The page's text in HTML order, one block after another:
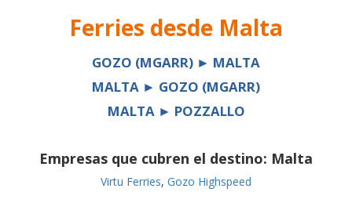
Ferries desde Malta
GOZO (MGARR) ► MALTA
MALTA ► GOZO (MGARR)
MALTA ► POZZALLO
Empresas que cubren el destino: Malta
Virtu Ferries, Gozo Highspeed